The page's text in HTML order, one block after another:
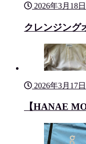
2026年3月18日
クレンジング
2026年3月17日
【HANAE